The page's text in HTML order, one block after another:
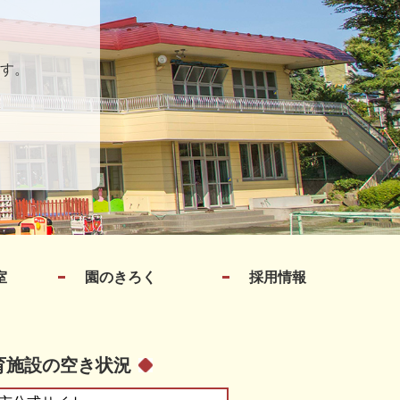
。
園のきろく 採用情報
施設の空き状況